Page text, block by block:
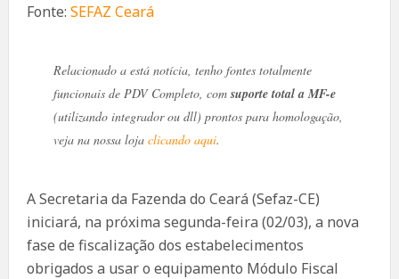
Fonte: SEFAZ Ceará
Relacionado a está notícia, tenho fontes totalmente
funcionais de PDV Completo, com suporte total a MF-e
(utilizando integrador ou dll) prontos para homologação,
veja na nossa loja clicando aqui.
A Secretaria da Fazenda do Ceará (Sefaz-CE)
iniciará, na próxima segunda-feira (02/03), a nova
fase de fiscalização dos estabelecimentos
obrigados a usar o equipamento Módulo Fiscal